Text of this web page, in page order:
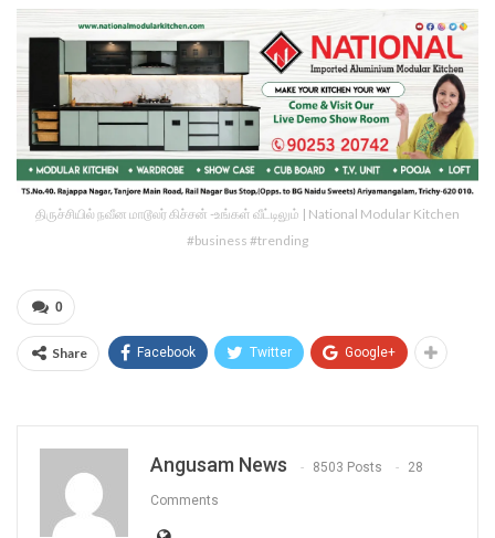
திருச்சியில் நவீன மாடூலர் கிச்சன் -உங்கள் வீட்டிலும் | National Modular Kitchen
#business #trending
0
Share Facebook Twitter Google+
Angusam News 8503 Posts 28
Comments